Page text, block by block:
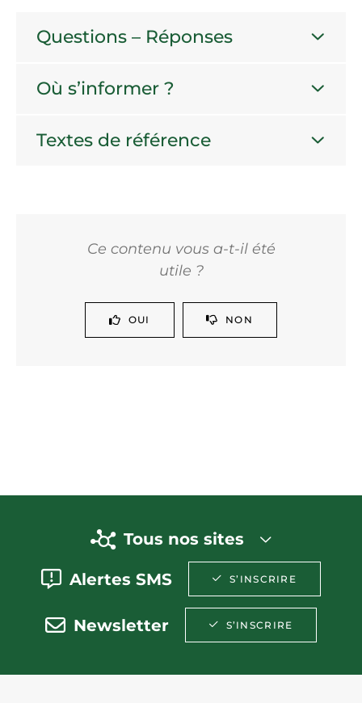
Questions – Réponses
Où s’informer ?
Textes de référence
Ce contenu vous a-t-il été
utile ?
OUI NON
Tous nos sites
Alertes SMS S’INSCRIRE
Newsletter S’INSCRIRE